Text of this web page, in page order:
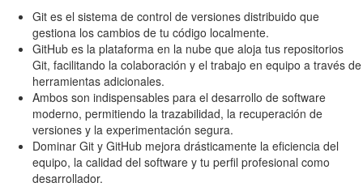
Git es el sistema de control de versiones distribuido que
gestiona los cambios de tu código localmente.
GitHub es la plataforma en la nube que aloja tus repositorios
Git, facilitando la colaboración y el trabajo en equipo a través de
herramientas adicionales.
Ambos son indispensables para el desarrollo de software
moderno, permitiendo la trazabilidad, la recuperación de
versiones y la experimentación segura.
Dominar Git y GitHub mejora drásticamente la eficiencia del
equipo, la calidad del software y tu perfil profesional como
desarrollador.